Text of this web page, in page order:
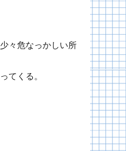
々危なっかしい所
てくる。